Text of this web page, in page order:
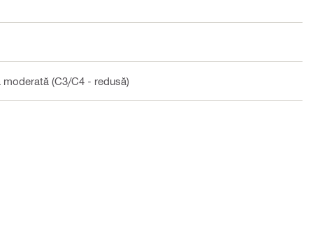
moderată (C3/C4 - redusă)